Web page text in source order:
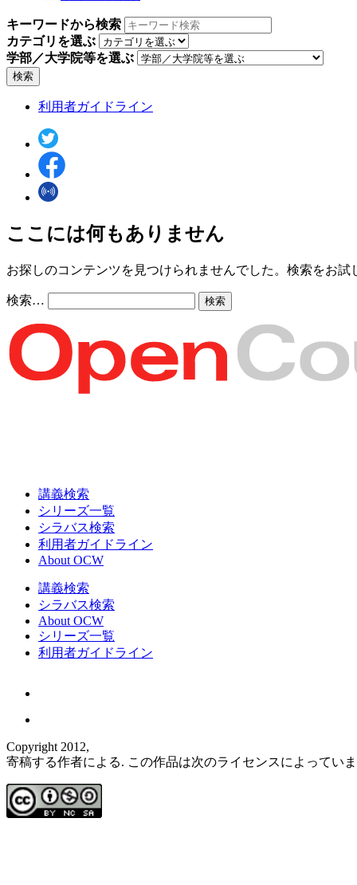
キーワードから検索
カテゴリを選ぶ
学部／大学院等を選ぶ
検索
利用者ガイドライン
ここには何もありません
お探しのコンテンツを見つけられませんでした。検索をお試
検索…
講義検索
シリーズ一覧
シラバス検索
利用者ガイドライン
About OCW
講義検索
シラバス検索
About OCW
シリーズ一覧
利用者ガイドライン
Copyright 2012,
寄稿する作者による. この作品は次のライセンスによってい